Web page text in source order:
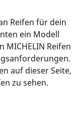
Reifen für dein
ein Modell
MICHELIN Reifen
auf dieser Seite,
zu sehen.